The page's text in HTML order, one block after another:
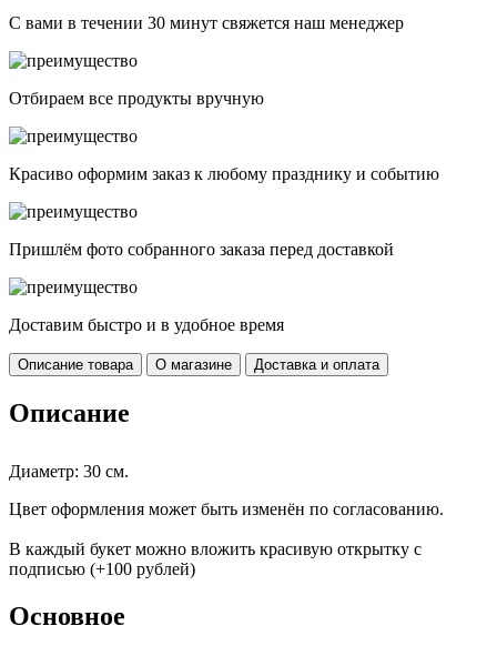
С вами в течении 30 минут свяжется наш менеджер
Отбираем все продукты вручную
Красиво оформим заказ к любому празднику и событию
Пришлём фото собранного заказа перед доставкой
Доставим быстро и в удобное время
Описание товара О магазине Доставка и оплата
Описание
Диаметр: 30 см.
Цвет оформления может быть изменён по согласованию.
В каждый букет можно вложить красивую открытку с
подписью (+100 рублей)
Основное